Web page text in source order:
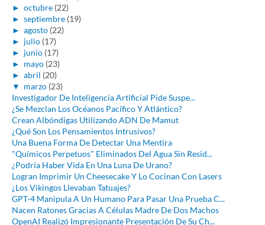
► octubre (22)
► septiembre (19)
► agosto (22)
► julio (17)
► junio (17)
► mayo (23)
► abril (20)
▼ marzo (23)
Investigador De Inteligencia Artificial Pide Suspe...
¿Se Mezclan Los Océanos Pacífico Y Atlántico?
Crean Albóndigas Utilizando ADN De Mamut
¿Qué Son Los Pensamientos Intrusivos?
Una Buena Forma De Detectar Una Mentira
"Químicos Perpetuos" Eliminados Del Agua Sin Resid...
¿Podría Haber Vida En Una Luna De Urano?
Logran Imprimir Un Cheesecake Y Lo Cocinan Con Lasers
¿Los Vikingos Llevaban Tatuajes?
GPT-4 Manipula A Un Humano Para Pasar Una Prueba C...
Nacen Ratones Gracias A Células Madre De Dos Machos
OpenAI Realizó Impresionante Presentación De Su Ch...